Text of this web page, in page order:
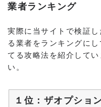
業者ランキング
実際に当サイトで検証
る業者をランキングに
てる攻略法を紹介して
い。
１位：ザオプショ